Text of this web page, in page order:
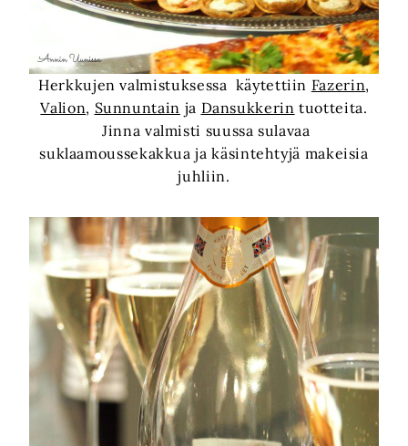
Herkkujen valmistuksessa käytettiin Fazerin,
Valion, Sunnuntain ja Dansukkerin tuotteita.
Jinna valmisti suussa sulavaa
suklaamoussekakkua ja käsintehtyjä makeisia
juhliin.